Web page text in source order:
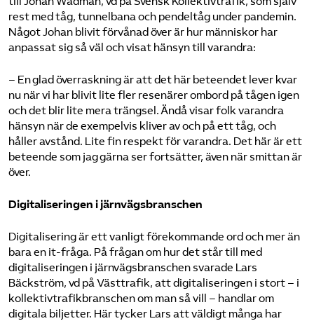
rest med tåg, tunnelbana och pendeltåg under pandemin.
Något Johan blivit förvånad över är hur människor har
anpassat sig så väl och visat hänsyn till varandra:
– En glad överraskning är att det här beteendet lever kvar
nu när vi har blivit lite fler resenärer ombord på tågen igen
och det blir lite mera trängsel. Ändå visar folk varandra
hänsyn när de exempelvis kliver av och på ett tåg, och
håller avstånd. Lite fin respekt för varandra. Det här är ett
beteende som jag gärna ser fortsätter, även när smittan är
över.
Digitaliseringen i järnvägsbranschen
Digitalisering är ett vanligt förekommande ord och mer än
bara en it-fråga. På frågan om hur det står till med
digitaliseringen i järnvägsbranschen svarade Lars
Bäckström, vd på Västtrafik, att digitaliseringen i stort – i
kollektivtrafikbranschen om man så vill – handlar om
digitala biljetter. Här tycker Lars att väldigt många har